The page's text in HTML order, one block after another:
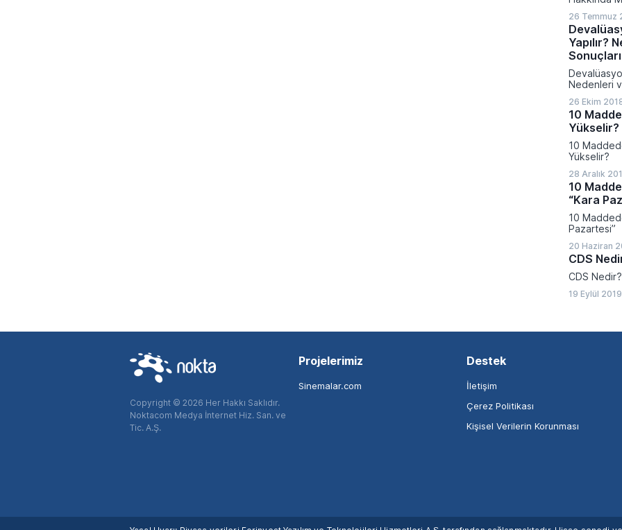
26 Temmuz
Yapılır?
Sonuçları
Nedenleri
26 Ekim
10
Yükselir?
10
Yükselir?
28 Aralık
10
“Kara
10
Pazartesi”
20 Haziran
CDS
CDS Nedir?
19 Eylül
Copyright © 2026 Her Hakkı Saklıdır.
Noktacom Medya İnternet Hiz. San. ve
Tic. A.Ş.
Projelerimiz
Sinemalar.com
Destek
İletişim
Çerez Politikası
Kişisel Verilerin Korunması